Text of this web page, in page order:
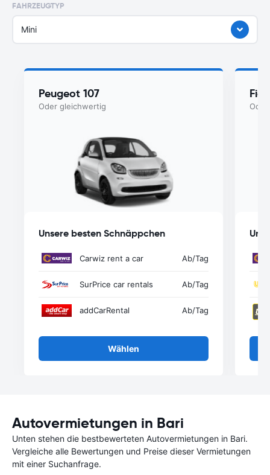
FAHRZEUGTYP
Mini
Peugeot 107
Oder gleichwertig
Unsere besten Schnäppchen
Carwiz rent a car Ab/Tag
SurPrice car rentals Ab/Tag
addCarRental Ab/Tag
Wählen
Autovermietungen in Bari
Unten stehen die bestbewerteten Autovermietungen in Bari.
Vergleiche alle Bewertungen und Preise dieser Vermietungen
mit einer Suchanfrage.